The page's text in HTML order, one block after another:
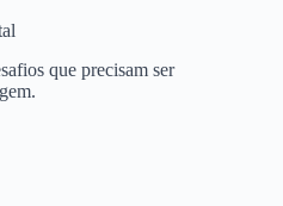
que precisam ser